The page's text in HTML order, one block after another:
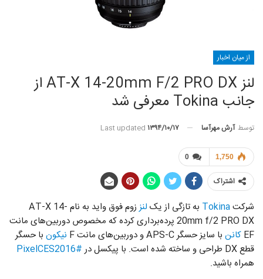
از میان اخبار
لنز AT-X 14-20mm F/2 PRO DX از
جانب Tokina معرفی شد
توسط آرش مهرآسا Last updated ۱۳۹۴/۱۰/۱۷
0 1,750
اشتراک
شرکتTokina به تازگی از یک لنز
زوم فو‌ق‌ واید به نام AT-X 14-
20mm f/2 PRO DX پرده‌برداری کرده که مخصوص دوربین‌های مانت
EF کانن با سایز حسگر APS-C و دوربین‌های مانت F نیکون با حسگر
قطع DX طراحی و ساخته شده است. با پیکسل در
#PixelCES2016
همراه باشید.